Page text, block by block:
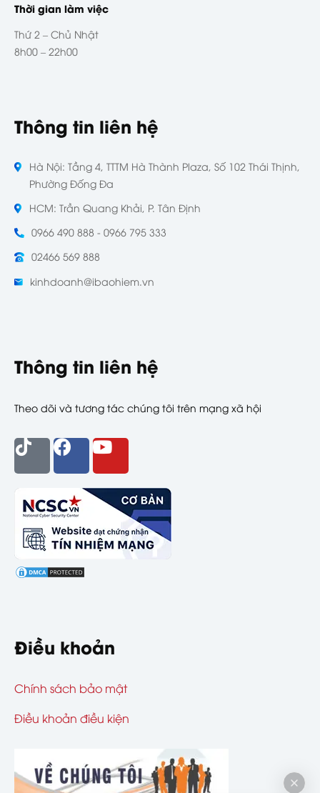
Thời gian làm việc
Thứ 2 – Chủ Nhật
8h00 – 22h00
Thông tin liên hệ
Hà Nội: Tầng 4, TTTM Hà Thành Plaza, Số 102 Thái Thịnh,
Phường Đống Đa
HCM: Trần Quang Khải, P. Tân Định
0966 490 888 - 0966 795 333
02466 569 888
kinhdoanh@ibaohiem.vn
Thông tin liên hệ
Theo dõi và tương tác chúng tôi trên mạng xã hội
Điều khoản
Chính sách bảo mật
Điều khoản điều kiện